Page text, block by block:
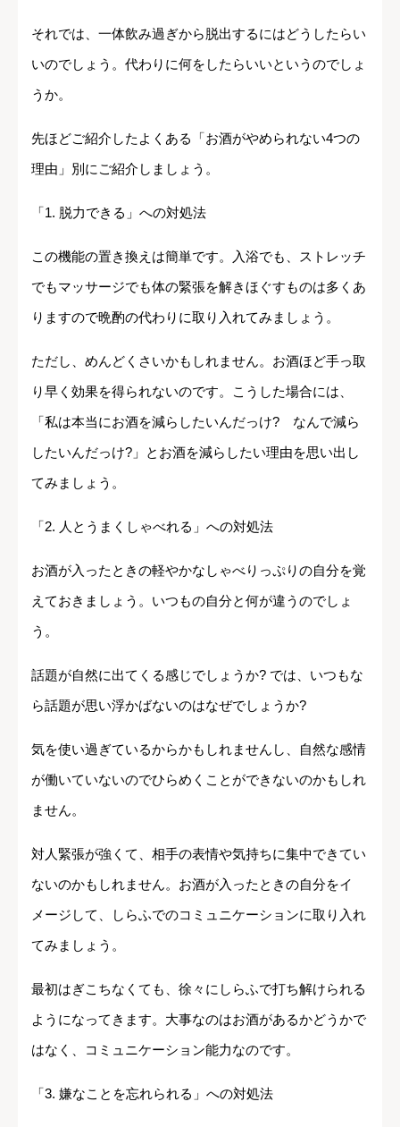
それでは、一体飲み過ぎから脱出するにはどうしたらい
いのでしょう。代わりに何をしたらいいというのでしょ
うか。
先ほどご紹介したよくある「お酒がやめられない4つの
理由」別にご紹介しましょう。
「1. 脱力できる」への対処法
この機能の置き換えは簡単です。入浴でも、ストレッチ
でもマッサージでも体の緊張を解きほぐすものは多くあ
りますので晩酌の代わりに取り入れてみましょう。
ただし、めんどくさいかもしれません。お酒ほど手っ取
り早く効果を得られないのです。こうした場合には、
「私は本当にお酒を減らしたいんだっけ? なんで減ら
したいんだっけ?」とお酒を減らしたい理由を思い出し
てみましょう。
「2. 人とうまくしゃべれる」への対処法
お酒が入ったときの軽やかなしゃべりっぷりの自分を覚
えておきましょう。いつもの自分と何が違うのでしょ
う。
話題が自然に出てくる感じでしょうか? では、いつもな
ら話題が思い浮かばないのはなぜでしょうか?
気を使い過ぎているからかもしれませんし、自然な感情
が働いていないのでひらめくことができないのかもしれ
ません。
対人緊張が強くて、相手の表情や気持ちに集中できてい
ないのかもしれません。お酒が入ったときの自分をイ
メージして、しらふでのコミュニケーションに取り入れ
てみましょう。
最初はぎこちなくても、徐々にしらふで打ち解けられる
ようになってきます。大事なのはお酒があるかどうかで
はなく、コミュニケーション能力なのです。
「3. 嫌なことを忘れられる」への対処法